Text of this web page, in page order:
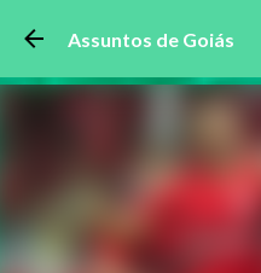
Pular para o
Assuntos de Goiás